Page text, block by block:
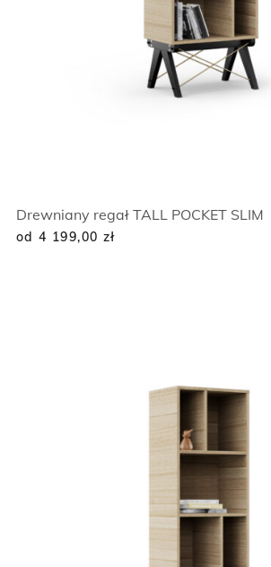
Drewniany regał TALL POCKET SLIM
od 4 199,00 zł